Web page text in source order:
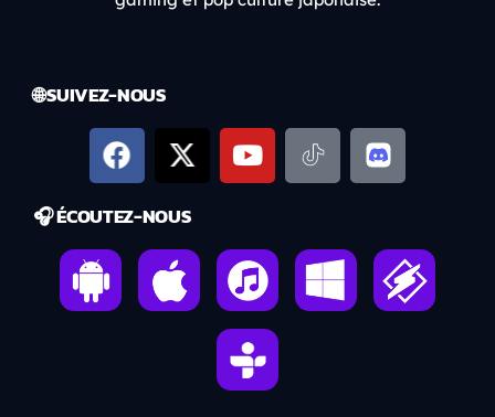
🌐 SUIVEZ-NOUS
🎧 ÉCOUTEZ-NOUS